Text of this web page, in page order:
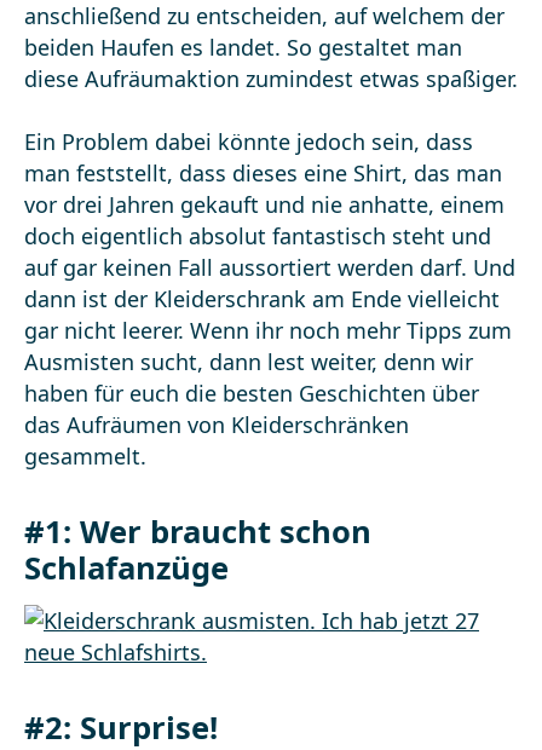
anschließend zu entscheiden, auf welchem der
beiden Haufen es landet. So gestaltet man
diese Aufräumaktion zumindest etwas spaßiger.
Ein Problem dabei könnte jedoch sein, dass
man feststellt, dass dieses eine Shirt, das man
vor drei Jahren gekauft und nie anhatte, einem
doch eigentlich absolut fantastisch steht und
auf gar keinen Fall aussortiert werden darf. Und
dann ist der Kleiderschrank am Ende vielleicht
gar nicht leerer. Wenn ihr noch mehr Tipps zum
Ausmisten sucht, dann lest weiter, denn wir
haben für euch die besten Geschichten über
das Aufräumen von Kleiderschränken
gesammelt.
#1: Wer braucht schon
Schlafanzüge
#2: Surprise!